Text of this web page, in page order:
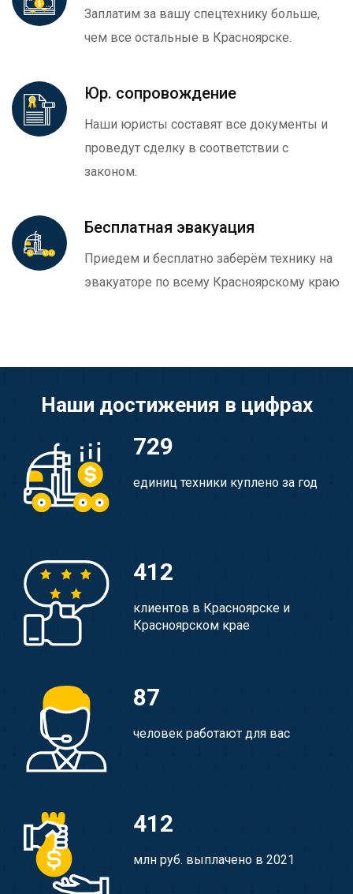
Заплатим за вашу спецтехнику больше,
чем все остальные в Красноярске.
Юр. сопровождение
Наши юристы составят все документы и
проведут сделку в соответствии с
законом.
Бесплатная эвакуация
Приедем и бесплатно заберём технику на
эвакуаторе по всему Красноярскому краю
Наши достижения в цифрах
729
единиц техники куплено за год
412
клиентов в Красноярске и
Красноярском крае
87
человек работают для вас
412
млн руб. выплачено в 2021